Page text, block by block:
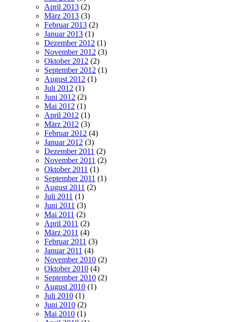
April 2013 (2)
März 2013 (3)
Februar 2013 (2)
Januar 2013 (1)
Dezember 2012 (1)
November 2012 (3)
Oktober 2012 (2)
September 2012 (1)
August 2012 (1)
Juli 2012 (1)
Juni 2012 (2)
Mai 2012 (1)
April 2012 (1)
März 2012 (3)
Februar 2012 (4)
Januar 2012 (3)
Dezember 2011 (2)
November 2011 (2)
Oktober 2011 (1)
September 2011 (1)
August 2011 (2)
Juli 2011 (1)
Juni 2011 (3)
Mai 2011 (2)
April 2011 (2)
März 2011 (4)
Februar 2011 (3)
Januar 2011 (4)
November 2010 (2)
Oktober 2010 (4)
September 2010 (2)
August 2010 (1)
Juli 2010 (1)
Juni 2010 (2)
Mai 2010 (1)